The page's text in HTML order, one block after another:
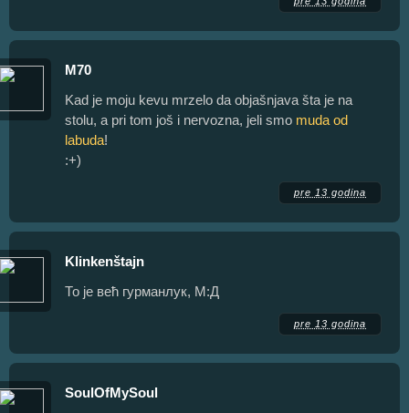
M70
Kad je moju kevu mrzelo da objašnjava šta je na
stolu, a pri tom još i nervozna, jeli smo muda od
labuda!
:+)
pre 13 godina
Klinkenštajn
То је већ гурманлук, М:Д
pre 13 godina
SoulOfMySoul